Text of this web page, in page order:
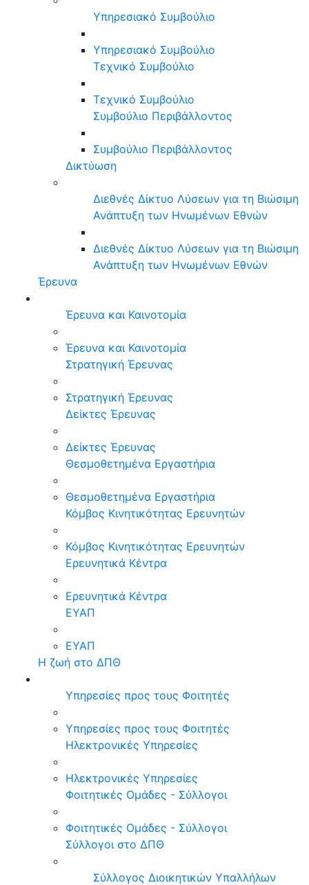
Υπηρεσιακό Συμβούλιο
Υπηρεσιακό Συμβούλιο
Τεχνικό Συμβούλιο
Τεχνικό Συμβούλιο
Συμβούλιο Περιβάλλοντος
Συμβούλιο Περιβάλλοντος
Δικτύωση
Διεθνές Δίκτυο Λύσεων για τη Βιώσιμη
Ανάπτυξη των Ηνωμένων Εθνών
Διεθνές Δίκτυο Λύσεων για τη Βιώσιμη
Ανάπτυξη των Ηνωμένων Εθνών
Έρευνα
Έρευνα και Καινοτομία
Έρευνα και Καινοτομία
Στρατηγική Έρευνας
Στρατηγική Έρευνας
Δείκτες Έρευνας
Δείκτες Έρευνας
Θεσμοθετημένα Εργαστήρια
Θεσμοθετημένα Εργαστήρια
Κόμβος Κινητικότητας Ερευνητών
Κόμβος Κινητικότητας Ερευνητών
Ερευνητικά Κέντρα
Ερευνητικά Κέντρα
ΕΥΑΠ
ΕΥΑΠ
Η ζωή στο ΔΠΘ
Υπηρεσίες προς τους Φοιτητές
Υπηρεσίες προς τους Φοιτητές
Ηλεκτρονικές Υπηρεσίες
Ηλεκτρονικές Υπηρεσίες
Φοιτητικές Ομάδες - Σύλλογοι
Φοιτητικές Ομάδες - Σύλλογοι
Σύλλογοι στο ΔΠΘ
Σύλλογος Διοικητικών Υπαλλήλων